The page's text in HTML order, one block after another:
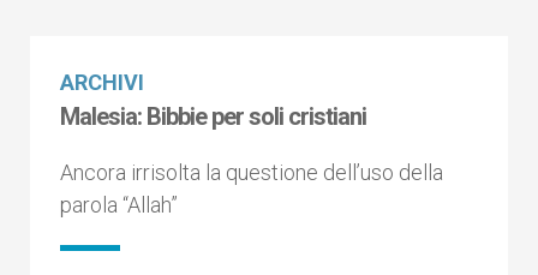
ARCHIVI
Malesia: Bibbie per soli cristiani
Ancora irrisolta la questione dell’uso della
parola “Allah”